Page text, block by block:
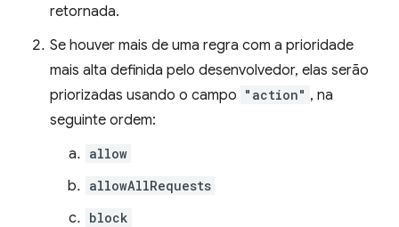
retornada.
Se houver mais de uma regra com a prioridade
mais alta definida pelo desenvolvedor, elas serão
priorizadas usando o campo "action" , na
seguinte ordem:
allow
allowAllRequests
block